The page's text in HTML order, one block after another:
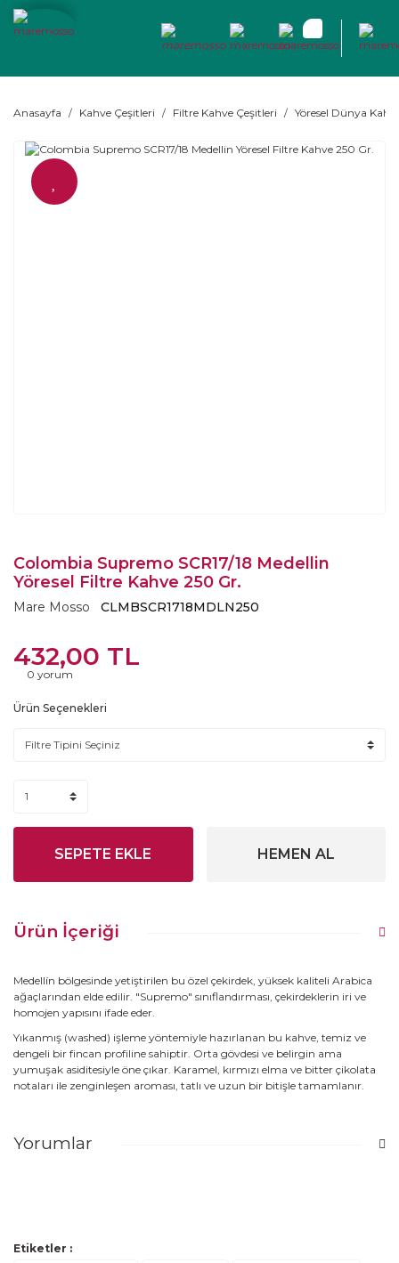
Anasayfa Kahve Çeşitleri Filtre Kahve Çeşitleri Yöresel Dünya
Colombia Supremo SCR17/18 Medellin
Yöresel Filtre Kahve 250 Gr.
Mare Mosso CLMBSCR1718MDLN250
432,00 TL
0 yorum
Ürün Seçenekleri
SEPETE EKLE HEMEN AL
Ürün İçeriği
Medellín bölgesinde yetiştirilen bu özel çekirdek, yüksek kaliteli Arabica
ağaçlarından elde edilir. "Supremo" sınıflandırması, çekirdeklerin iri ve
homojen yapısını ifade eder.
Yıkanmış (washed) işleme yöntemiyle hazırlanan bu kahve, temiz ve
dengeli bir fincan profiline sahiptir. Orta gövdesi ve belirgin ama
yumuşak asiditesiyle öne çıkar. Karamel, kırmızı elma ve bitter çikolata
notaları ile zenginleşen aroması, tatlı ve uzun bir bitişle tamamlanır.
Yorumlar
Etiketler :